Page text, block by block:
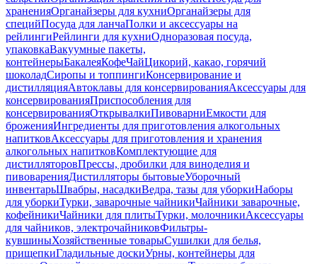
храненияОрганайзеры для кухниОрганайзеры для
специйПосуда для ланчаПолки и аксессуары на
рейлингиРейлинги для кухниОдноразовая посуда,
упаковкаВакуумные пакеты,
контейнерыБакалеяКофеЧайЦикорий, какао, горячий
шоколадСиропы и топпингиКонсервирование и
дистилляцияАвтоклавы для консервированияАксессуары для
консервированияПриспособления для
консервированияОткрывалкиПивоварниЕмкости для
броженияИнгредиенты для приготовления алкогольных
напитковАксессуары для приготовления и хранения
алкогольных напитковКомплектующие для
дистилляторовПрессы, дробилки для виноделия и
пивоваренияДистилляторы бытовыеУборочный
инвентарьШвабры, насадкиВедра, тазы для уборкиНаборы
для уборкиТурки, заварочные чайникиЧайники заварочные,
кофейникиЧайники для плитыТурки, молочникиАксессуары
для чайников, электрочайниковФильтры-
кувшиныХозяйственные товарыСушилки для белья,
прищепкиГладильные доскиУрны, контейнеры для